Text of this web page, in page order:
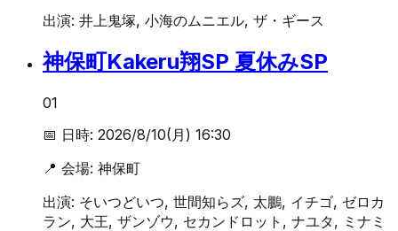
出演: 井上鬼塚, 小海のムニエル, ザ・ギース
神保町Kakeru翔SP 夏休みSP
01
📅 日時: 2026/8/10(月) 16:30
📍 会場: 神保町
出演: そいつどいつ, 世間知らズ, 太鵬, イチゴ, ゼロカ
ラン, 大王, ザンゾウ, セカンドロット, ナユタ, ミナミ